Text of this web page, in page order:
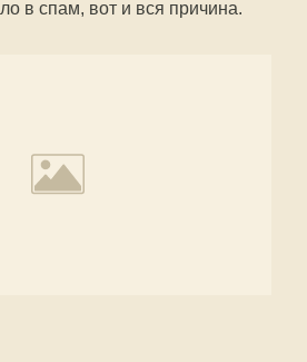
в спам, вот и вся причина.